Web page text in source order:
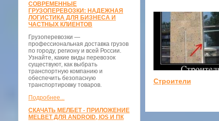
СОВРЕМЕННЫЕ
ГРУЗОПЕРЕВОЗКИ: НАДЕЖНАЯ
ЛОГИСТИКА ДЛЯ БИЗНЕСА И
ЧАСТНЫХ КЛИЕНТОВ
Грузоперевозки —
профессиональная доставка грузов
по городу, региону и всей России.
Узнайте, какие виды перевозок
существуют, как выбрать
транспортную компанию и
обеспечить безопасную
транспортировку товаров.
Подробнее...
СКАЧАТЬ МЕЛБЕТ - ПРИЛОЖЕНИЕ
MELBET ДЛЯ ANDROID, IOS И ПК
Строители